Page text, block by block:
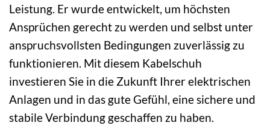
Leistung. Er wurde entwickelt, um höchsten
Ansprüchen gerecht zu werden und selbst unter
anspruchsvollsten Bedingungen zuverlässig zu
funktionieren. Mit diesem Kabelschuh
investieren Sie in die Zukunft Ihrer elektrischen
Anlagen und in das gute Gefühl, eine sichere und
stabile Verbindung geschaffen zu haben.